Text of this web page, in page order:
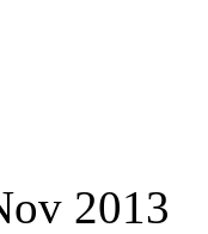
2013